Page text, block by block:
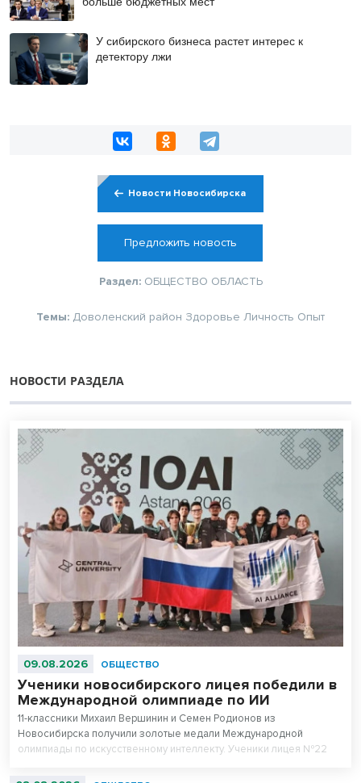
У сибирского бизнеса растет интерес к
детектору лжи
Новости Новосибирска
Предложить новость
Раздел: ОБЩЕСТВО ОБЛАСТЬ
Темы: Доволенский район Здоровье Личность Опыт
НОВОСТИ РАЗДЕЛА
09.08.2026 ОБЩЕСТВО
Ученики новосибирского лицея победили в
Международной олимпиаде по ИИ
11-классники Михаил Вершинин и Семен Родионов из
Новосибирска получили золотые медали Международной
олимпиады по искусственному интеллекту. Ученики лицея №22
абсолютными чемпионами соревнований.